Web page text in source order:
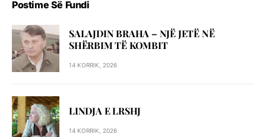
Postime Së Fundi
SALAJDIN BRAHA – NJЁ JETЁ NЁ
SHЁRBIM TЁ KOMBIT
14 KORRIK, 2026
LINDJA E LRSHJ
14 KORRIK, 2026